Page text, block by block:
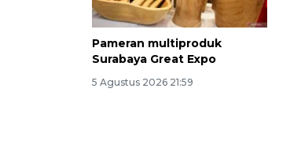
Pameran multiproduk
Surabaya Great Expo
5 Agustus 2026 21:59